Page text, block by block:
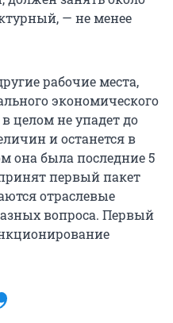
— не менее
рабочие места,
экономического
целом не упадет до
и останется в
она была последние 5
первый пакет
отраслевые
вопроса. Первый